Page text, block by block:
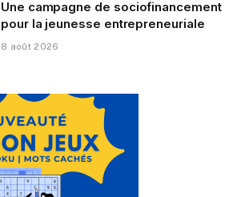
Une campagne de sociofinancement
pour la jeunesse entrepreneuriale
8 août 2026